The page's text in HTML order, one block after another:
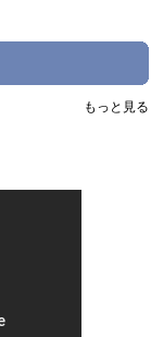
もっと見る